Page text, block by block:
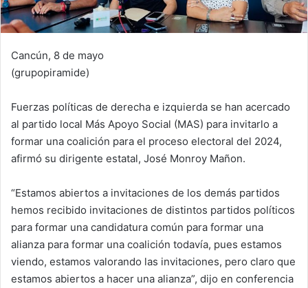
Cancún, 8 de mayo
(grupopiramide)
Fuerzas políticas de derecha e izquierda se han acercado
al partido local Más Apoyo Social (MAS) para invitarlo a
formar una coalición para el proceso electoral del 2024,
afirmó su dirigente estatal, José Monroy Mañon.
“Estamos abiertos a invitaciones de los demás partidos
hemos recibido invitaciones de distintos partidos políticos
para formar una candidatura común para formar una
alianza para formar una coalición todavía, pues estamos
viendo, estamos valorando las invitaciones, pero claro que
estamos abiertos a hacer una alianza”, dijo en conferencia